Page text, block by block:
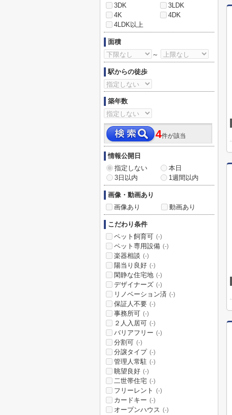
3DK
3LDK
4K
4DK
4LDK以上
面積
～
駅からの徒歩
築年数
4件が該当
情報公開日
指定しない
本日
3日以内
1週間以内
画像・動画あり
画像あり
動画あり
こだわり条件
ペット飼育可 (-)
ペット専用設備 (-)
楽器相談 (-)
陽当り良好 (-)
閑静な住宅地 (-)
デザイナーズ (-)
リノベーション済 (-)
保証人不要 (-)
事務所可 (-)
２人入居可 (-)
バリアフリー (-)
分割可 (-)
分譲タイプ (-)
管理人常駐 (-)
眺望良好 (-)
二世帯住宅 (-)
フリーレント (-)
カードキー (-)
オープンハウス (-)